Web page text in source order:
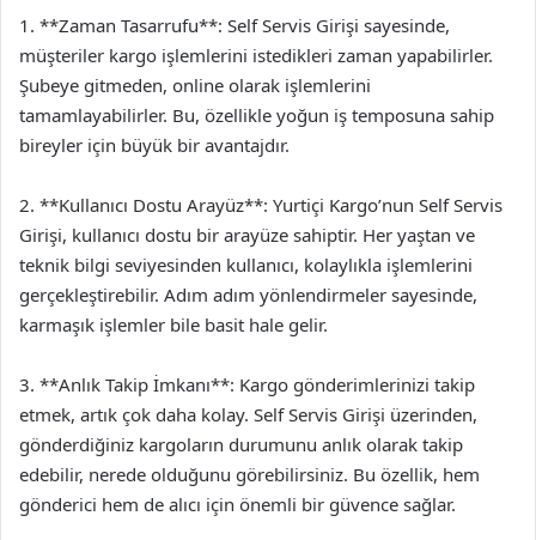
1. **Zaman Tasarrufu**: Self Servis Girişi sayesinde,
müşteriler kargo işlemlerini istedikleri zaman yapabilirler.
Şubeye gitmeden, online olarak işlemlerini
tamamlayabilirler. Bu, özellikle yoğun iş temposuna sahip
bireyler için büyük bir avantajdır.
2. **Kullanıcı Dostu Arayüz**: Yurtiçi Kargo’nun Self Servis
Girişi, kullanıcı dostu bir arayüze sahiptir. Her yaştan ve
teknik bilgi seviyesinden kullanıcı, kolaylıkla işlemlerini
gerçekleştirebilir. Adım adım yönlendirmeler sayesinde,
karmaşık işlemler bile basit hale gelir.
3. **Anlık Takip İmkanı**: Kargo gönderimlerinizi takip
etmek, artık çok daha kolay. Self Servis Girişi üzerinden,
gönderdiğiniz kargoların durumunu anlık olarak takip
edebilir, nerede olduğunu görebilirsiniz. Bu özellik, hem
gönderici hem de alıcı için önemli bir güvence sağlar.